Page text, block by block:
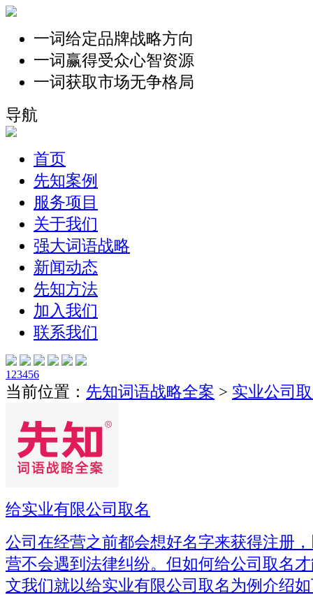
一词给定品牌战略方向
一词赢得受众心智资源
一词获取市场无争格局
导航
首页
先知案例
服务项目
关于我们
强大词语战略
新闻动态
先知方法
加入我们
联系我们
1 23456
当前位置： 先知词语战略全案 > 实业公司
给实业有限公司取名
公司在经营之前都会想好名字来获得注册
营不会遇到法律纠纷。但如何给公司取名
文我们就以给实业有限公司取名为例介绍